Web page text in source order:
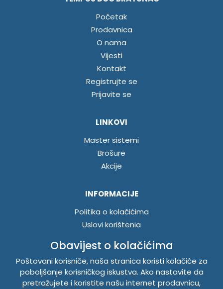
Početak
Prodavnica
O nama
Vijesti
Kontakt
Registrujte se
Prijavite se
LINKOVI
Master sistemi
Brošure
Akcije
INFORMACIJE
Politika o kolačićima
Uslovi korištenja
TEMPUS DOO BRATUNAC
Obavijest o kolačićima
Poštovani korisniče, naša stranica koristi kolačiće za
poboljšanje korisničkog iskustva. Ako nastavite da
pretražujete i koristite našu internet prodavnicu,